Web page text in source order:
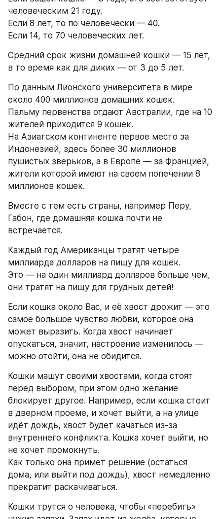
человеческим 21 году.
Если 8 лет, то по человечески — 40.
Если 14, то 70 человеческих лет.
Средний срок жизни домашней кошки — 15 лет,
в то время как для диких — от 3 до 5 лет.
По данным Лионского университета в мире
около 400 миллионов домашних кошек.
Пальму первенства отдают Австралии, где на 10
жителей приходится 9 кошек.
На Азиатском континенте первое место за
Индонезией, здесь более 30 миллионов
пушистых зверьков, а в Европе — за Францией,
жители которой имеют на своем попечении 8
миллионов кошек.
Вместе с тем есть страны, например Перу,
Габон, где домашняя кошка почти не
встречается.
Каждый год Американцы тратят четыре
миллиарда долларов на пищу для кошек.
Это — на один миллиард долларов больше чем,
они тратят на пищу для грудных детей!
Если кошка около Вас, и её хвост дрожит — это
самое большое чувство любви, которое она
может выразить. Когда хвост начинает
опускаться, значит, настроение изменилось —
можно отойти, она не обидится.
Кошки машут своими хвостами, когда стоят
перед выбором, при этом одно желание
блокирует другое. Например, если кошка стоит
в дверном проеме, и хочет выйти, а на улице
идёт дождь, хвост будет качаться из-за
внутреннего конфликта. Кошка хочет выйти, но
не хочет промокнуть.
Как только она примет решение (остаться
дома, или выйти под дождь), хвост немедленно
прекратит раскачиваться.
Кошки трутся о человека, чтобы «перебить»